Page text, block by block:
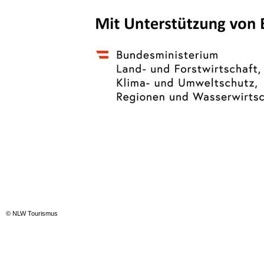
© NLW Tourismus